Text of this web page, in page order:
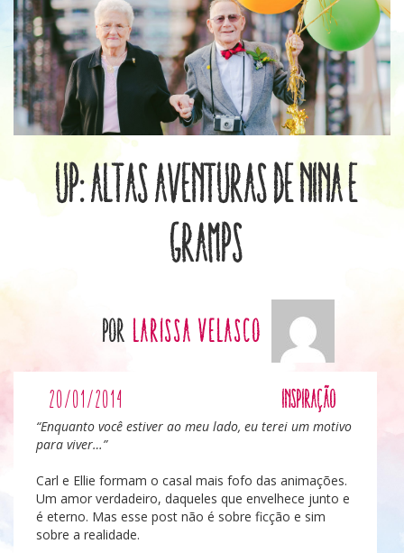
Up: Altas Aventuras de Nina e
Gramps
por Larissa Velasco
20/01/2014 Inspiração
“Enquanto você estiver ao meu lado, eu terei um motivo
para viver…”
Carl e Ellie formam o casal mais fofo das animações.
Um amor verdadeiro, daqueles que envelhece junto e
é eterno. Mas esse post não é sobre ficção e sim
sobre a realidade.